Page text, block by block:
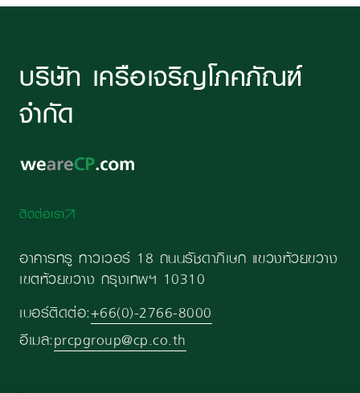
บริษัท เครือเจริญโภคภัณฑ์
จำกัด
ติดต่อเรา
อาคารทรู ทาวเวอร์ 18 ถนนรัชดาภิเษก แขวงห้วยขวาง
เขตห้วยขวาง กรุงเทพฯ 10310
เบอร์ติดต่อ:+66(0)-2766-8000
อีเมล:prcpgroup@cp.co.th